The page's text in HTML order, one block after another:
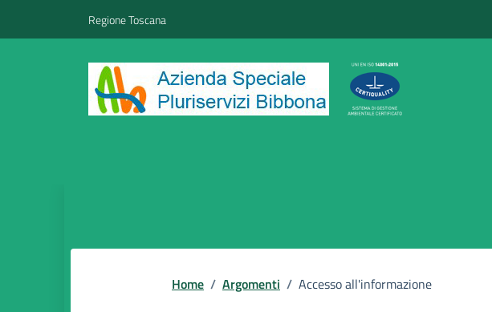
Regione Toscana
Home / Argomenti / Accesso all'informazione